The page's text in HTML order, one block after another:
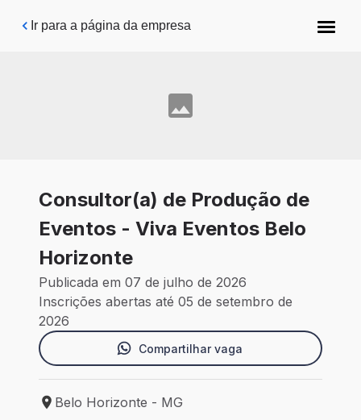
Pular para o conteúdo principal
Ir para a página da empresa
Consultor(a) de Produção de
Eventos - Viva Eventos Belo
Horizonte
Publicada em 07 de julho de 2026
Inscrições abertas até 05 de setembro de
2026
Compartilhar vaga
Local de trabalho: Belo Horizonte - MG
Belo Horizonte - MG